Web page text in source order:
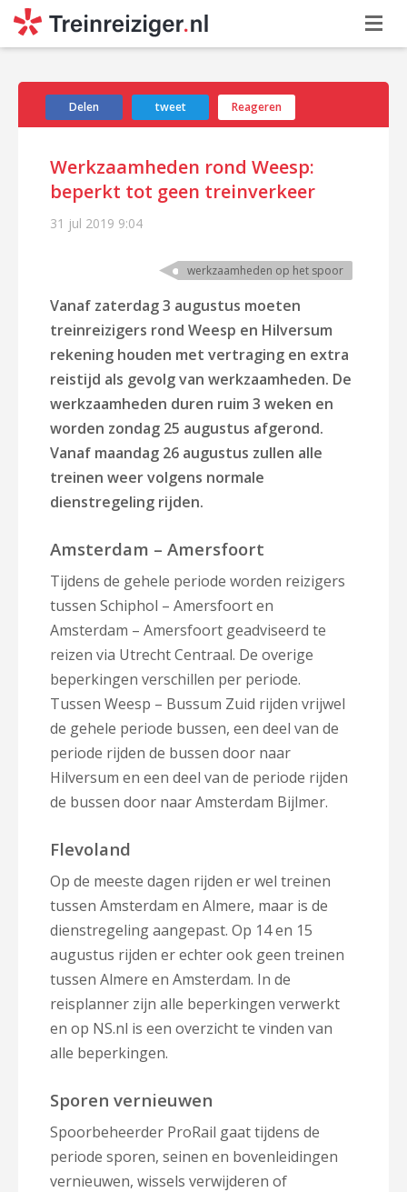
Delen tweet Reageren
Werkzaamheden rond Weesp:
beperkt tot geen treinverkeer
31 jul 2019 9:04
werkzaamheden op het spoor
Vanaf zaterdag 3 augustus moeten
treinreizigers rond Weesp en Hilversum
rekening houden met vertraging en extra
reistijd als gevolg van werkzaamheden. De
werkzaamheden duren ruim 3 weken en
worden zondag 25 augustus afgerond.
Vanaf maandag 26 augustus zullen alle
treinen weer volgens normale
dienstregeling rijden.
Amsterdam – Amersfoort
Tijdens de gehele periode worden reizigers
tussen Schiphol – Amersfoort en
Amsterdam – Amersfoort geadviseerd te
reizen via Utrecht Centraal. De overige
beperkingen verschillen per periode.
Tussen Weesp – Bussum Zuid rijden vrijwel
de gehele periode bussen, een deel van de
periode rijden de bussen door naar
Hilversum en een deel van de periode rijden
de bussen door naar Amsterdam Bijlmer.
Flevoland
Op de meeste dagen rijden er wel treinen
tussen Amsterdam en Almere, maar is de
dienstregeling aangepast. Op 14 en 15
augustus rijden er echter ook geen treinen
tussen Almere en Amsterdam. In de
reisplanner zijn alle beperkingen verwerkt
en op NS.nl is een overzicht te vinden van
alle beperkingen.
Sporen vernieuwen
Spoorbeheerder ProRail gaat tijdens de
periode sporen, seinen en bovenleidingen
vernieuwen, wissels verwijderen of